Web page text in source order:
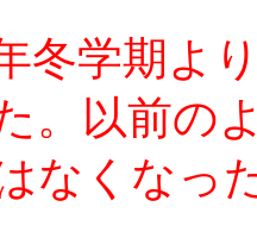
冬学期よ
。以前の
なくなっ